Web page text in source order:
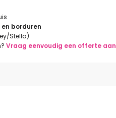
borduren
Stella)
Vraag eenvoudig een offerte aan